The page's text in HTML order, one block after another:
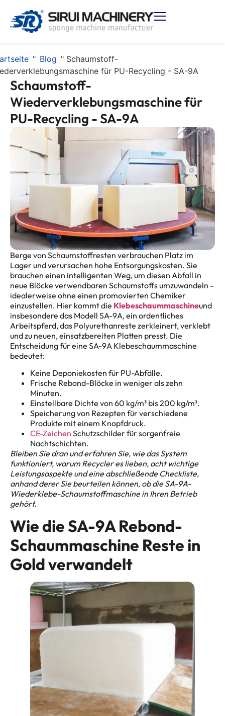
" Blog " Schaumstoff-
für PU-Recycling - SA-9A
Schaumstoff-
Wiederverklebungsmaschine für
PU-Recycling - SA-9A
Berge von Schaumstoffresten verbrauchen Platz im
Lager und verursachen hohe Entsorgungskosten. Sie
brauchen einen intelligenten Weg, um diesen Abfall in
neue Blöcke verwendbaren Schaumstoffs umzuwandeln -
idealerweise ohne einen promovierten Chemiker
einzustellen. Hier kommt die Klebeschaummaschineund
insbesondere das Modell SA-9A, ein ordentliches
Arbeitspferd, das Polyurethanreste zerkleinert, verklebt
und zu neuen, einsatzbereiten Platten presst. Die
Entscheidung für eine SA-9A Klebeschaummaschine
bedeutet:
Keine Deponiekosten für PU-Abfälle.
Frische Rebond-Blöcke in weniger als zehn
Minuten.
Einstellbare Dichte von 60 kg/m³ bis 200 kg/m³.
Speicherung von Rezepten für verschiedene
Produkte mit einem Knopfdruck.
CE-Zeichen Schutzschilder für sorgenfreie
Nachtschichten.
Bleiben Sie dran und erfahren Sie, wie das System
funktioniert, warum Recycler es lieben, acht wichtige
Leistungsaspekte und eine abschließende Checkliste,
anhand derer Sie beurteilen können, ob die SA-9A-
Wiederklebe-Schaumstoffmaschine in Ihren Betrieb
gehört.
Wie die SA-9A Rebond-
Schaummaschine Reste in
Gold verwandelt